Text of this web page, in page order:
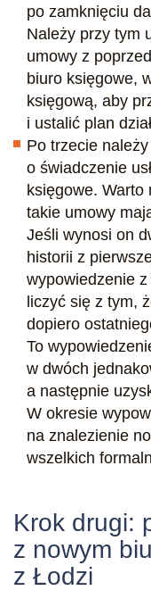
po zamknięciu
Należy przy tym
umowy z
biuro księgowe,
księgową, aby
i ustalić plan
Po trzecie
o świadczenie
księgowe. Warto
takie umowy
Jeśli wynosi on
historii z
wypowiedzenie
liczyć się z tym,
dopiero
To
w dwóch
a następnie
W okresie
na znalezienie
wszelkich
Krok drugi:
z nowym
z Łodzi